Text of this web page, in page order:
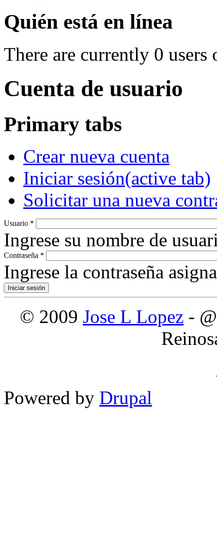
Quién está en línea
There are currently 0 users
Cuenta de usuario
Primary tabs
Crear nueva cuenta
Iniciar sesión(active tab)
Solicitar una nueva
Usuario *
Ingrese su nombre de
Contraseña *
Ingrese la contraseña
© 2009 Jose L Lopez -
Powered by Drupal